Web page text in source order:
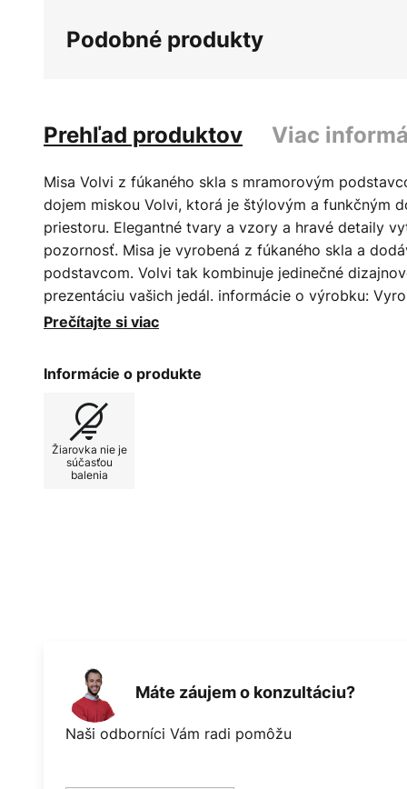
obrázkov
Podobné produkty
Prehľad produktov Viac
Misa Volvi z fúkaného skla s mramorovým
dojem miskou Volvi, ktorá je štýlovým a funkčným
priestoru. Elegantné tvary a vzory a hravé detaily
pozornosť. Misa je vyrobená z fúkaného skla a
podstavcom. Volvi tak kombinuje jedinečné
prezentáciu vašich jedál. informácie o výrobku:
možné odchýlky vo farbe a hrúbke materiálu, ako aj
Na odstránenie nečistôt a prachu utrite handričkou
zmesi jemného čistiaceho prostriedku a teplej vody.
Tento predmet nie je vhodný na umývanie v
Prečítajte si viac
Informácie o produkte
Žiarovka nie je
súčasťou
balenia
Máte záujem o konzultáciu?
Naši odborníci Vám radi pomôžu